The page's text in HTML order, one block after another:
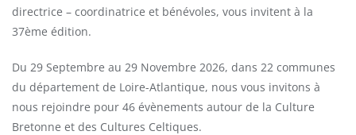
directrice – coordinatrice et bénévoles, vous invitent à la
37ème édition.
Du 29 Septembre au 29 Novembre 2026, dans 22 communes
du département de Loire-Atlantique, nous vous invitons à
nous rejoindre pour 46 évènements autour de la Culture
Bretonne et des Cultures Celtiques.